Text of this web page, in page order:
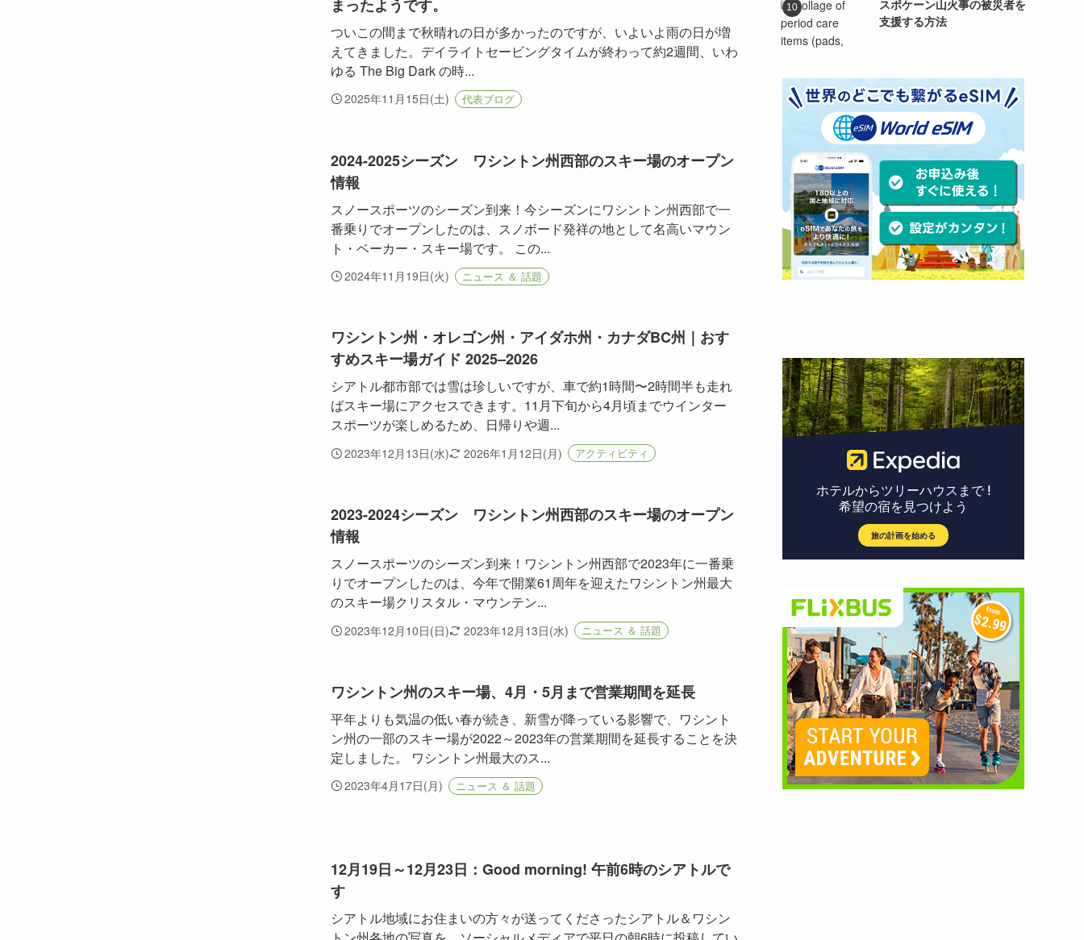
まったようです。
ついこの間まで秋晴れの日が多かったのですが、いよいよ雨の日が増
えてきました。デイライトセービングタイムが終わって約2週間、いわ
ゆる The Big Dark の時...
2025年11月15日(土) 代表ブログ
2024-2025シーズン ワシントン州西部のスキー場のオープン
情報
スノースポーツのシーズン到来！今シーズンにワシントン州西部で一
番乗りでオープンしたのは、スノボード発祥の地として名高いマウン
ト・ベーカー・スキー場です。 この...
2024年11月19日(火) ニュース ＆ 話題
ワシントン州・オレゴン州・アイダホ州・カナダBC州｜おす
すめスキー場ガイド 2025–2026
シアトル都市部では雪は珍しいですが、車で約1時間〜2時間半も走れ
ばスキー場にアクセスできます。11月下旬から4月頃までウインター
スポーツが楽しめるため、日帰りや週...
2023年12月13日(水) 2026年1月12日(月) アクティビティ
2023-2024シーズン ワシントン州西部のスキー場のオープン
情報
スノースポーツのシーズン到来！ワシントン州西部で2023年に一番乗
りでオープンしたのは、今年で開業61周年を迎えたワシントン州最大
のスキー場クリスタル・マウンテン...
2023年12月10日(日) 2023年12月13日(水) ニュース ＆ 話題
ワシントン州のスキー場、4月・5月まで営業期間を延長
平年よりも気温の低い春が続き、新雪が降っている影響で、ワシント
ン州の一部のスキー場が2022～2023年の営業期間を延長することを決
定しました。 ワシントン州最大のス...
2023年4月17日(月) ニュース ＆ 話題
12月19日～12月23日：Good morning! 午前6時のシアトルで
す
シアトル地域にお住まいの方々が送ってくださったシアトル＆ワシン
スポケーン山火事の被災者を
支援する方法